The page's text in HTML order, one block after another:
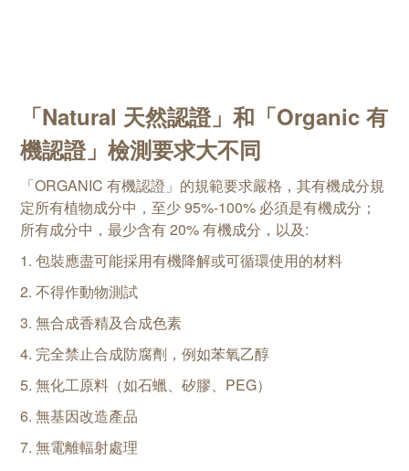
「Natural 天然認證」和「Organic 有
機認證」 檢測要求大不同
「ORGANIC 有機認證」的規範要求嚴格，其有機成分規
定所有植物成分中，至少 95%-100% 必須是有機成分；
所有成分中，最少含有 20% 有機成分，以及:
1. 包裝應盡可能採用有機降解或可循環使用的材料
2. 不得作動物測試
3. 無合成香精及合成色素
4. 完全禁止合成防腐劑，例如苯氧乙醇
5. 無化工原料（如石蠟、矽膠、PEG）
6. 無基因改造產品
7. 無電離輻射處理